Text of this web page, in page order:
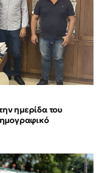
ημερίδα του